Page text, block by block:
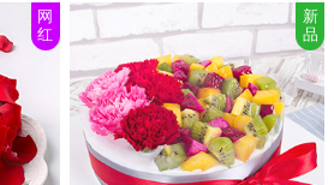
网
红
新
品